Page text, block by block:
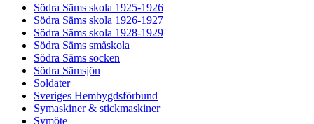
Södra Säms skola 1925-1926
Södra Säms skola 1926-1927
Södra Säms skola 1928-1929
Södra Säms småskola
Södra Säms socken
Södra Sämsjön
Soldater
Sveriges Hembygdsförbund
Symaskiner & stickmaskiner
Symöte